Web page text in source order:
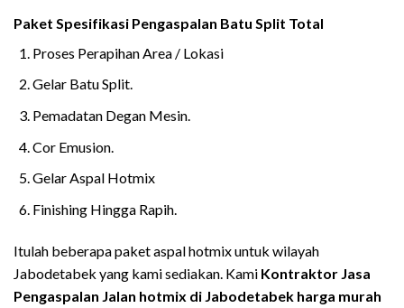
Paket Spesifikasi Pengaspalan Batu Split Total
Proses Perapihan Area / Lokasi
Gelar Batu Split.
Pemadatan Degan Mesin.
Cor Emusion.
Gelar Aspal Hotmix
Finishing Hingga Rapih.
Itulah beberapa paket aspal hotmix untuk wilayah
Jabodetabek yang kami sediakan. Kami Kontraktor Jasa
Pengaspalan Jalan hotmix di Jabodetabek harga murah